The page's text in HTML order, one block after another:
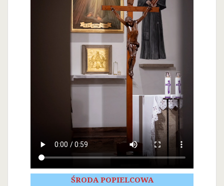
ŚRODA POPIELCOWA